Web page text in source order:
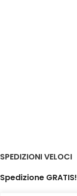
SPEDIZIONI VELOCI
Spedizione GRATIS!